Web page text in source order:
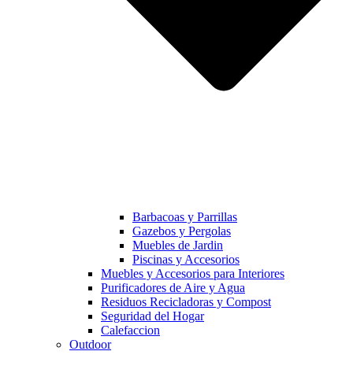
Barbacoas y Parrillas
Gazebos y Pergolas
Muebles de Jardin
Piscinas y Accesorios
Muebles y Accesorios para Interiores
Purificadores de Aire y Agua
Residuos Recicladoras y Compost
Seguridad del Hogar
Calefaccion
Outdoor